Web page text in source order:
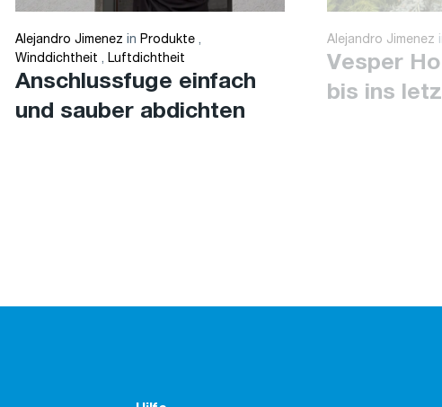
Alejandro Jimenez in Produkte ,
Winddichtheit , Luftdichtheit
Anschlussfuge einfach
und sauber abdichten
Alejandro Jimenez
Vesper
bis ins